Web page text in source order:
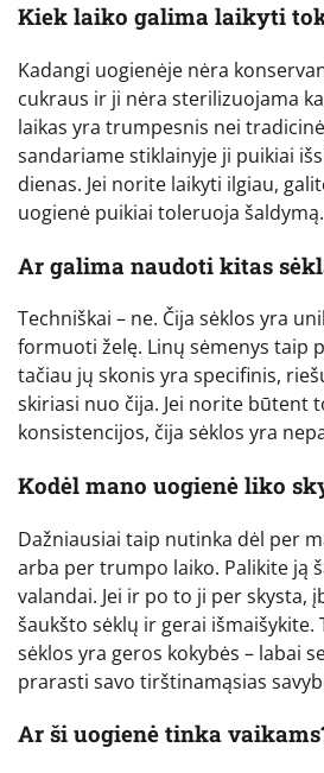
Kiek laiko galima laikyti
Kadangi uogienėje nėra
cukraus ir ji nėra sterilizuojama
laikas yra trumpesnis nei
sandariame stiklainyje ji puikiai
dienas. Jei norite laikyti ilgiau,
uogienė puikiai toleruoja šaldymą.
Ar galima naudoti kitas
Techniškai – ne. Čija sėklos yra
formuoti želę. Linų sėmenys taip
tačiau jų skonis yra specifinis,
skiriasi nuo čija. Jei norite būtent
konsistencijos, čija sėklos yra
Kodėl mano uogienė liko
Dažniausiai taip nutinka dėl per
arba per trumpo laiko. Palikite ją
valandai. Jei ir po to ji per skysta,
šaukšto sėklų ir gerai
sėklos yra geros kokybės – labai
prarasti savo tirštinamąsias
Ar ši uogienė tinka